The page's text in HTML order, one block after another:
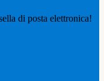
di posta elettronica!